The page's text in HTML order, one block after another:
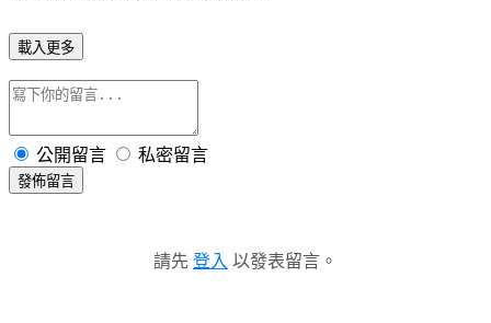
載入更多
公開留言 私密留言
發佈留言
請先 登入 以發表留言。